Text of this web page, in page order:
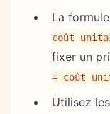
La
coût
fixer un
= coût
Utilisez